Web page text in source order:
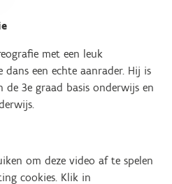
met een leuk
dans een echte aanrader. Hij is
de 3e graad basis onderwijs en
om deze video af te spelen
cookies. Klik in